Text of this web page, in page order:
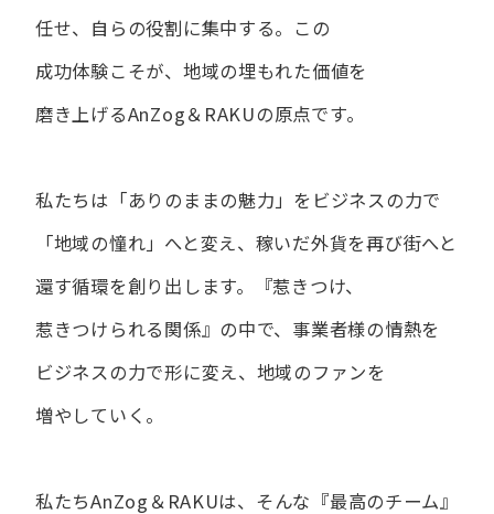
任せ、​自らの​役割に​集中する。 この​
成功体験こそが、​地域の​埋もれた​価値を​
磨き上げる​AnZog＆RAKUの​原点です。
私たちは​「ありの​ままの​魅力」を​ビジネスの​力で​
「地域の​憧れ」へと​変え、 稼いだ外貨を​再び街へと​
還す循環を​創り出します。
『惹きつけ、​
惹きつけられる​関係』の​中で、​事業者様の​情熱を​
ビジネスの​力で​形に​変え、 地域の​ファンを​
増やしていく。
私たちAnZog＆RAKUは、​そんな​『最高の​チーム』